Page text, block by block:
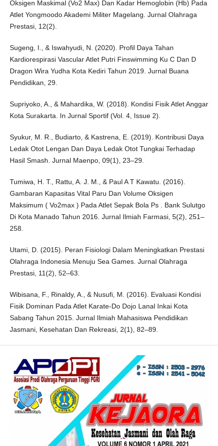
Oksigen Maskimal (Vo2 Max) Dan Kadar Hemoglobin (Hb) Pada
Atlet Yongmoodo Akademi Militer Magelang. Jurnal Olahraga
Prestasi, 12(2).
Sugeng, I., & Iswahyudi, N. (2020). Profil Daya Tahan
Kardiorespirasi Vascular Atlet Putri Finswimming Ku C Dan D
Dragon Wira Yudha Kota Kediri Tahun 2019. Jurnal Buana
Pendidikan, 29.
Supriyoko, A., & Mahardika, W. (2018). Kondisi Fisik Atlet Anggar
Kota Surakarta. In Jurnal Sportif (Vol. 4, Issue 2).
Syukur, M. R., Budiarto, & Kastrena, E. (2019). Kontribusi Daya
Ledak Otot Lengan Dan Daya Ledak Otot Tungkai Terhadap
Hasil Smash. Jurnal Maenpo, 09(1), 23–29.
Tumiwa, H. T., Rattu, A. J. M., & Paul A T Kawatu. (2016).
Gambaran Kapasitas Vital Paru Dan Volume Oksigen
Maksimum ( Vo2max ) Pada Atlet Sepak Bola Ps . Bank Sulutgo
Di Kota Manado Tahun 2016. Jurnal Ilmiah Farmasi, 5(2), 251–
258.
Utami, D. (2015). Peran Fisiologi Dalam Meningkatkan Prestasi
Olahraga Indonesia Menuju Sea Games. Jurnal Olahraga
Prestasi, 11(2), 52–63.
Wibisana, F., Rinaldy, A., & Nusufi, M. (2016). Evaluasi Kondisi
Fisik Dominan Pada Atlet Karate-Do Dojo Lanal Inkai Kota
Sabang Tahun 2015. Jurnal Ilmiah Mahasiswa Pendidikan
Jasmani, Kesehatan Dan Rekreasi, 2(1), 82–89.